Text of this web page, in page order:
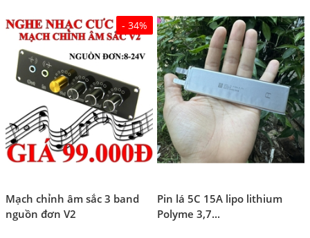
- 34%
Mạch chỉnh âm sắc 3 band
nguồn đơn V2
Pin lá 5C 15A lipo lithium
Polyme 3,7...